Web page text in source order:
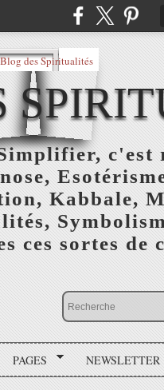
c'est
Kabbale,
ces sortes de
PAGES NEWSLETTER